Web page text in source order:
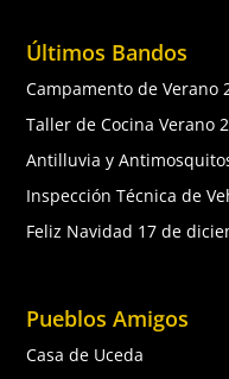
Últimos Bandos
Campamento de Verano
Taller de Cocina Verano
Antilluvia y
Inspección Técnica de
Feliz Navidad 17 de
Pueblos Amigos
Casa de Uceda